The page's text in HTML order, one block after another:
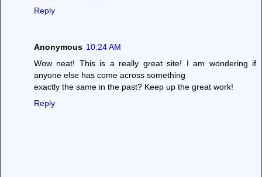
Reply
Anonymous 10:24 AM
Wow neat! This is a really great site! I am wondering if
anyone else has come across something
exactly the same in the past? Keep up the great work!
Reply